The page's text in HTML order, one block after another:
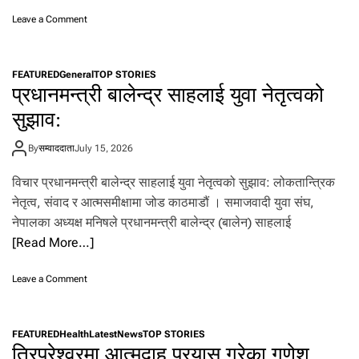
ज
ति
वि
Leave a Commento
न
नी
रा
प
ति
या
व
क
अ
मि
FEATUREDGeneral TOP STORIES
प्रधानमन्त्री बालेन्द्र साहलाई युवा नेतृत्वको
सुझाव:
Byसम्वाददाताJuly 15, 2026
विचार प्रधानमन्त्री बालेन्द्र साहलाई युवा नेतृत्वको सुझाव: लोकतान्त्रिक
नेतृत्व, संवाद र आत्मसमीक्षामा जोड काठमाडौं । समाजवादी युवा संघ,
नेपालका अध्यक्ष मनिषले प्रधानमन्त्री बालेन्द्र (बालेन) साहलाई
[Read More…]
Leave a Commento
न
म
FEATUREDHealthLatestNewsTOP STORIES